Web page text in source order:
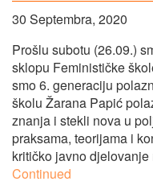
30 Septembra, 2020
Prošlu subotu (26.09.)
sklopu Feminističke
smo 6. generaciju
školu Žarana Papić
znanja i stekli nova u
praksama, teorijama i
kritičko javno
Continued